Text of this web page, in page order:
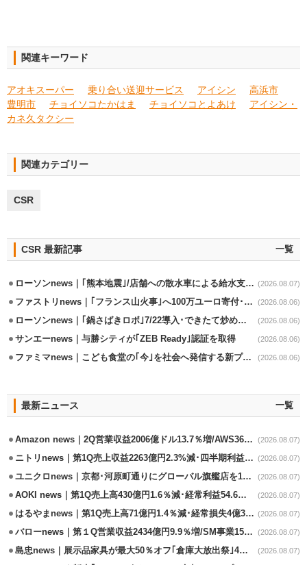
関連キーワード
アオキスーパー 乗り合い送迎サービス アイシン
高浜市
豊明市
チョイソコたかはま チョイソコとよあけ
アイシン・
カネ久タクシー
関連カテゴリー
CSR
CSR 最新記事 一覧
ローソンnews｜｢熊本地震｣/店舗への散水車による給水支援を開始 (2026.08.07)
ファストリnews｜｢フランス山火事｣へ100万ユーロ寄付･衣料5万点も提供 (2026.08.06)
ローソンnews｜｢鍋さばきロボ｣7/22導入･できたて炒めメニューを提供 (2026.08.06)
サンエーnews｜与勝シティが｢ZEB Ready｣認証を取得 (2026.08.06)
ファミマnews｜こども食堂の｢今｣を社会へ発信する新プロジェクト始動 (2026.08.06)
最新ニュース 一覧
Amazon news｜2Q営業収益2006億ドル13.7％増/AWS36.8％％増が貢献 (2026.08.07)
ニトリnews｜第1Q売上収益2263億円2.3%減･四半期利益1.4％減 (2026.08.07)
ユニクロnews｜京都･河原町通りにグローバル旗艦店を11/6開設 (2026.08.07)
AOKI news｜第1Q売上高430億円1.6％減･経常利益54.6％減 (2026.08.07)
はるやまnews｜第1Q売上高71億円1.4％減･経常損失4億3800万円 (2026.08.07)
バローnews｜第１Q営業収益2434億円9.9％増/SM事業15.5％増と絶好調 (2026.08.07)
島忠news｜展示品家具が最大50％オフ｢倉庫大放出祭｣4店舗限定で開催 (2026.08.07)